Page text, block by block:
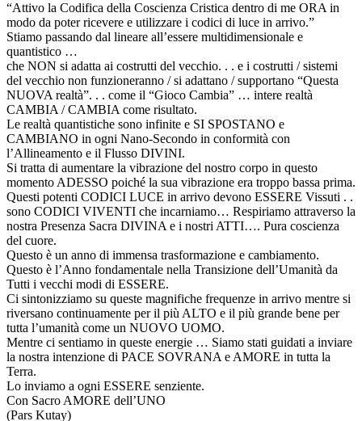
“Attivo la Codifica della Coscienza Cristica dentro di me ORA in
modo da poter ricevere e utilizzare i codici di luce in arrivo.”
Stiamo passando dal lineare all’essere multidimensionale e
quantistico …
che NON si adatta ai costrutti del vecchio. . . e i costrutti / sistemi
del vecchio non funzioneranno / si adattano / supportano “Questa
NUOVA realtà”. . . come il “Gioco Cambia” … intere realtà
CAMBIA / CAMBIA come risultato.
Le realtà quantistiche sono infinite e SI SPOSTANO e
CAMBIANO in ogni Nano-Secondo in conformità con
l’Allineamento e il Flusso DIVINI.
Si tratta di aumentare la vibrazione del nostro corpo in questo
momento ADESSO poiché la sua vibrazione era troppo bassa prima.
Questi potenti CODICI LUCE in arrivo devono ESSERE Vissuti . .
sono CODICI VIVENTI che incarniamo… Respiriamo attraverso la
nostra Presenza Sacra DIVINA e i nostri ATTI…. Pura coscienza
del cuore.
Questo è un anno di immensa trasformazione e cambiamento.
Questo è l’Anno fondamentale nella Transizione dell’Umanità da
Tutti i vecchi modi di ESSERE.
Ci sintonizziamo su queste magnifiche frequenze in arrivo mentre si
riversano continuamente per il più ALTO e il più grande bene per
tutta l’umanità come un NUOVO UOMO.
Mentre ci sentiamo in queste energie … Siamo stati guidati a inviare
la nostra intenzione di PACE SOVRANA e AMORE in tutta la
Terra.
Lo inviamo a ogni ESSERE senziente.
Con Sacro AMORE dell’UNO
(Pars Kutay)